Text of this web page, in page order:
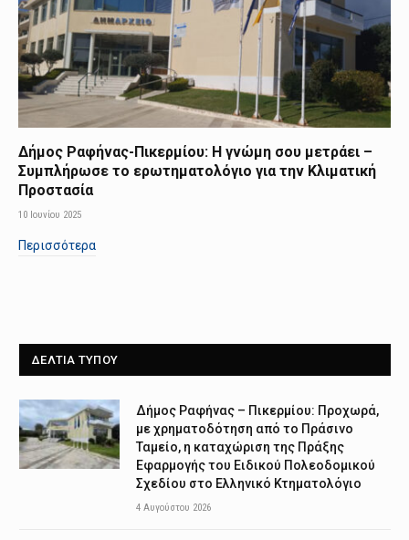
Δήμος Ραφήνας-Πικερμίου: Η γνώμη σου μετράει –
Συμπλήρωσε το ερωτηματολόγιο για την Κλιματική
Προστασία
10 Ιουνίου 2025
Περισσότερα
ΔΕΛΤΙΑ ΤΥΠΟΥ
Δήμος Ραφήνας – Πικερμίου: Προχωρά,
με χρηματοδότηση από το Πράσινο
Ταμείο, η καταχώριση της Πράξης
Εφαρμογής του Ειδικού Πολεοδομικού
Σχεδίου στο Ελληνικό Κτηματολόγιο
4 Αυγούστου 2026